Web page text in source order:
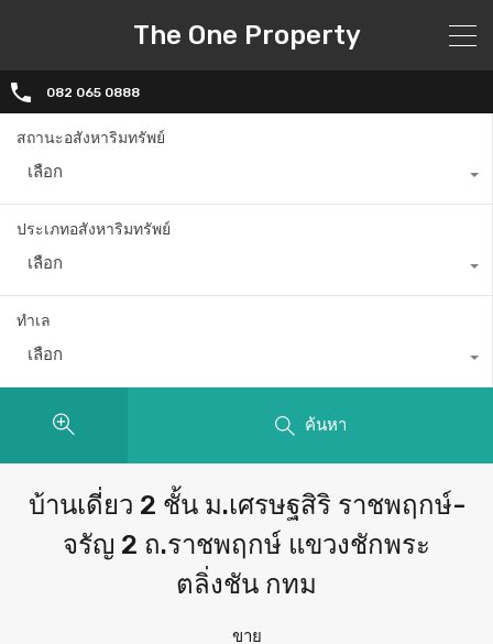
The One Property
082 065 0888
สถานะอสังหาริมทรัพย์
เลือก
ประเภทอสังหาริมทรัพย์
เลือก
ทำเล
เลือก
ค้นหา
บ้านเดี่ยว 2 ชั้น ม.เศรษฐสิริ ราชพฤกษ์-
จรัญ 2 ถ.ราชพฤกษ์ แขวงชักพระ
ตลิ่งชัน กทม
ขาย